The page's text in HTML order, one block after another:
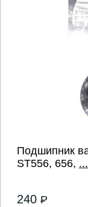
Подшипник
ST556, 656, ...
240 P